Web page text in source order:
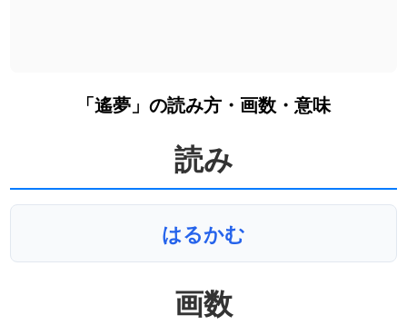
「遙夢」の読み方・画数・意味
読み
はるかむ
画数